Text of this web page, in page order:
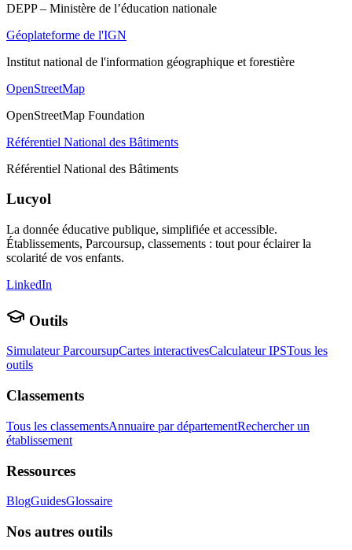
DEPP – Ministère de l’éducation nationale
Géoplateforme de l'IGN
Institut national de l'information géographique et forestière
OpenStreetMap
OpenStreetMap Foundation
Référentiel National des Bâtiments
Référentiel National des Bâtiments
Lucyol
La donnée éducative publique, simplifiée et accessible.
Établissements, Parcoursup, classements : tout pour éclairer la
scolarité de vos enfants.
LinkedIn
Outils
Simulateur ParcoursupCartes interactivesCalculateur IPSTous les
outils
Classements
Tous les classementsAnnuaire par départementRechercher un
établissement
Ressources
BlogGuidesGlossaire
Nos autres outils